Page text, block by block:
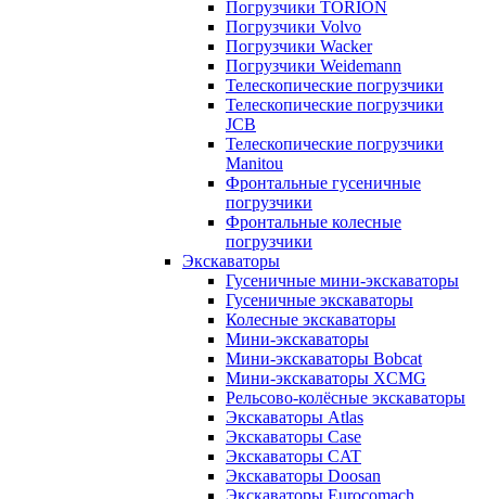
Погрузчики TORION
Погрузчики Volvo
Погрузчики Wacker
Погрузчики Weidemann
Телескопические погрузчики
Телескопические погрузчики
JCB
Телескопические погрузчики
Manitou
Фронтальные гусеничные
погрузчики
Фронтальные колесные
погрузчики
Экскаваторы
Гусеничные мини-экскаваторы
Гусеничные экскаваторы
Колесные экскаваторы
Мини-экскаваторы
Мини-экскаваторы Bobcat
Мини-экскаваторы XCMG
Рельсово-колёсные экскаваторы
Экскаваторы Atlas
Экскаваторы Case
Экскаваторы CAT
Экскаваторы Doosan
Экскаваторы Eurocomach